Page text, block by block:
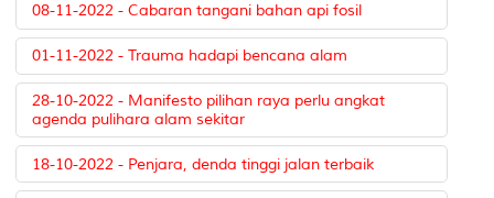
08-11-2022 - Cabaran tangani bahan api fosil
01-11-2022 - Trauma hadapi bencana alam
28-10-2022 - Manifesto pilihan raya perlu angkat
agenda pulihara alam sekitar
18-10-2022 - Penjara, denda tinggi jalan terbaik